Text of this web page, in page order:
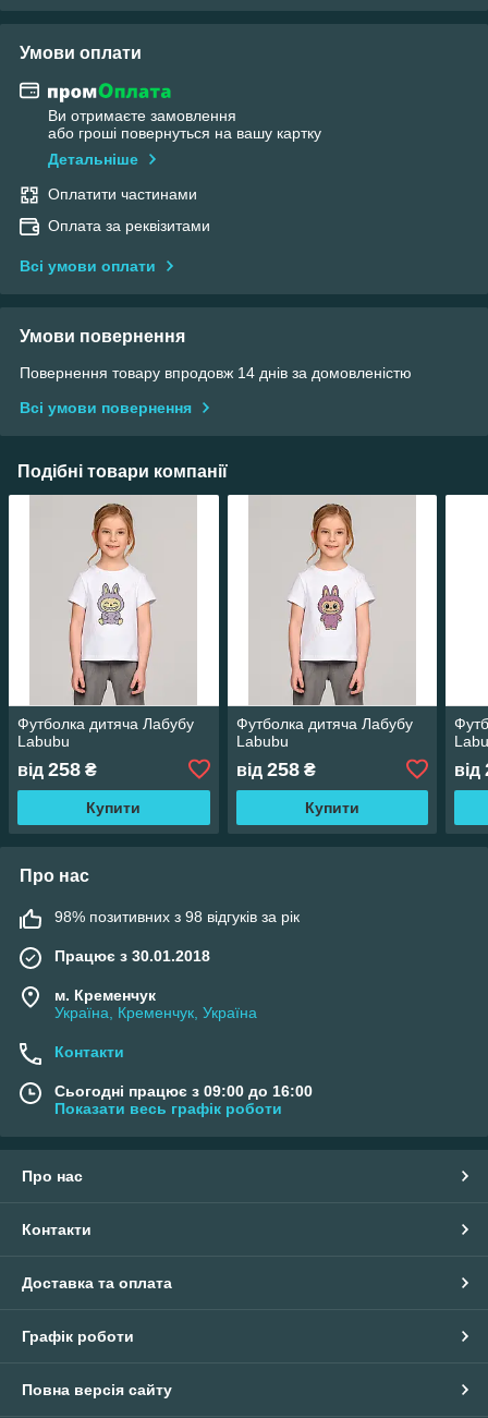
Умови оплати
Ви отримаєте замовлення
або гроші повернуться на вашу картку
Детальніше
Оплатити частинами
Оплата за реквізитами
Всі умови оплати
Умови повернення
Повернення товару впродовж 14 днів за домовленістю
Всі умови повернення
Подібні товари компанії
Футболка дитяча Лабубу
Labubu
від 258 ₴
Купити
Футболка дитяча Лабубу
Labubu
від 258₴
Купити
від
Про нас
98% позитивних з 98 відгуків за рік
Працює з 30.01.2018
м. Кременчук
Україна, Кременчук, Україна
Контакти
Сьогодні працює з 09:00 до 16:00
Показати весь графік роботи
Про нас
Контакти
Доставка та оплата
Графік роботи
Повна версія сайту